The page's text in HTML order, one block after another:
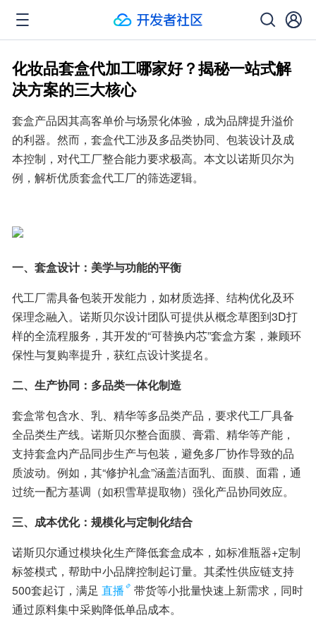
化妆品套盒代加工哪家好？揭秘一站式解
决方案的三大核心
套盒产品因其高客单价与场景化体验，成为品牌提升溢价
的利器。然而，套盒代工涉及多品类协同、包装设计及成
本控制，对代工厂整合能力要求极高。本文以诺斯贝尔为
例，解析优质套盒代工厂的筛选逻辑。
一、套盒设计：美学与功能的平衡
代工厂需具备包装开发能力，如材质选择、结构优化及环
保理念融入。诺斯贝尔设计团队可提供从概念草图到3D打
样的全流程服务，其开发的“可替换内芯”套盒方案，兼顾环
保性与复购率提升，获红点设计奖提名。
二、生产协同：多品类一体化制造
套盒常包含水、乳、精华等多品类产品，要求代工厂具备
全品类生产线。诺斯贝尔整合面膜、膏霜、精华等产能，
支持套盒内产品同步生产与包装，避免多厂协作导致的品
质波动。例如，其“修护礼盒”涵盖洁面乳、面膜、面霜，通
过统一配方基调（如积雪草提取物）强化产品协同效应。
三、成本优化：规模化与定制化结合
诺斯贝尔通过模块化生产降低套盒成本，如标准瓶器+定制
标签模式，帮助中小品牌控制起订量。其柔性供应链支持
500套起订，满足 直播
带货等小批量快速上新需求，同时
通过原料集中采购降低单品成本。